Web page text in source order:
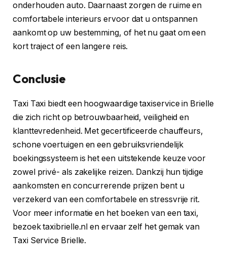
onderhouden auto. Daarnaast zorgen de ruime en
comfortabele interieurs ervoor dat u ontspannen
aankomt op uw bestemming, of het nu gaat om een
kort traject of een langere reis.
Conclusie
Taxi Taxi biedt een hoogwaardige taxiservice in Brielle
die zich richt op betrouwbaarheid, veiligheid en
klanttevredenheid. Met gecertificeerde chauffeurs,
schone voertuigen en een gebruiksvriendelijk
boekingssysteem is het een uitstekende keuze voor
zowel privé- als zakelijke reizen. Dankzij hun tijdige
aankomsten en concurrerende prijzen bent u
verzekerd van een comfortabele en stressvrije rit.
Voor meer informatie en het boeken van een taxi,
bezoek taxibrielle.nl en ervaar zelf het gemak van
Taxi Service Brielle.